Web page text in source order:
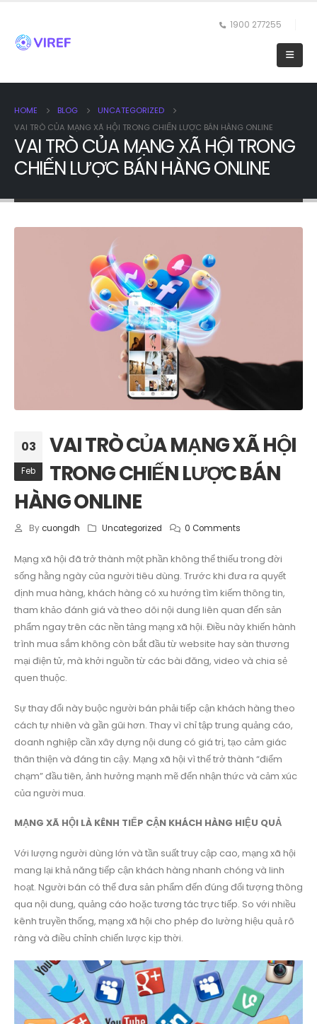
1900 277255
HOME BLOG
UNCATEGORIZED
VAI TRÒ CỦA MẠNG XÃ HỘI TRONG CHIẾN LƯỢC BÁN HÀNG ONLINE
VAI TRÒ CỦA MẠNG XÃ HỘI TRONG
CHIẾN LƯỢC BÁN HÀNG ONLINE
03
Feb
VAI TRÒ CỦA MẠNG XÃ HỘI
TRONG CHIẾN LƯỢC BÁN
HÀNG ONLINE
By cuongdh Uncategorized 0 Comments
Mạng xã hội đã trở thành một phần không thể thiếu trong đời
sống hằng ngày của người tiêu dùng. Trước khi đưa ra quyết
định mua hàng, khách hàng có xu hướng tìm kiếm thông tin,
tham khảo đánh giá và theo dõi nội dung liên quan đến sản
phẩm ngay trên các nền tảng mạng xã hội. Điều này khiến hành
trình mua sắm không còn bắt đầu từ website hay sàn thương
mại điện tử, mà khởi nguồn từ các bài đăng, video và chia sẻ
quen thuộc.
Sự thay đổi này buộc người bán phải tiếp cận khách hàng theo
cách tự nhiên và gần gũi hơn. Thay vì chỉ tập trung quảng cáo,
doanh nghiệp cần xây dựng nội dung có giá trị, tạo cảm giác
thân thiện và đáng tin cậy. Mạng xã hội vì thế trở thành “điểm
chạm” đầu tiên, ảnh hưởng mạnh mẽ đến nhận thức và cảm xúc
của người mua.
MẠNG XÃ HỘI LÀ KÊNH TIẾP CẬN KHÁCH HÀNG HIỆU QUẢ
Với lượng người dùng lớn và tần suất truy cập cao, mạng xã hội
mang lại khả năng tiếp cận khách hàng nhanh chóng và linh
hoạt. Người bán có thể đưa sản phẩm đến đúng đối tượng thông
qua nội dung, quảng cáo hoặc tương tác trực tiếp. So với nhiều
kênh truyền thống, mạng xã hội cho phép đo lường hiệu quả rõ
ràng và điều chỉnh chiến lược kịp thời.